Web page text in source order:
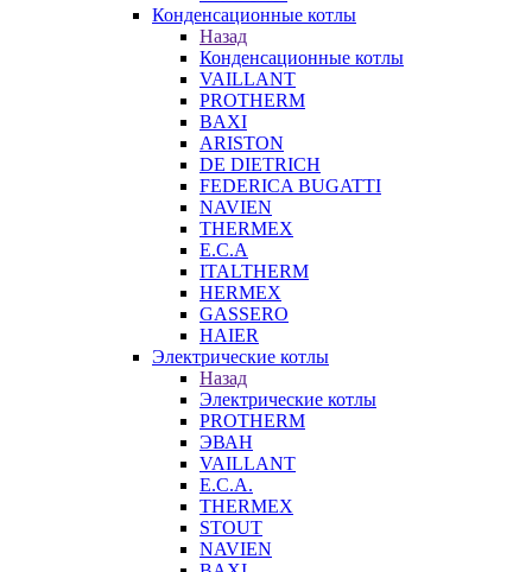
Конденсационные котлы
Назад
Конденсационные котлы
VAILLANT
PROTHERM
BAXI
ARISTON
DE DIETRICH
FEDERICA BUGATTI
NAVIEN
THERMEX
E.C.A
ITALTHERM
HERMEX
GASSERO
HAIER
Электрические котлы
Назад
Электрические котлы
PROTHERM
ЭВАН
VAILLANT
E.C.A.
THERMEX
STOUT
NAVIEN